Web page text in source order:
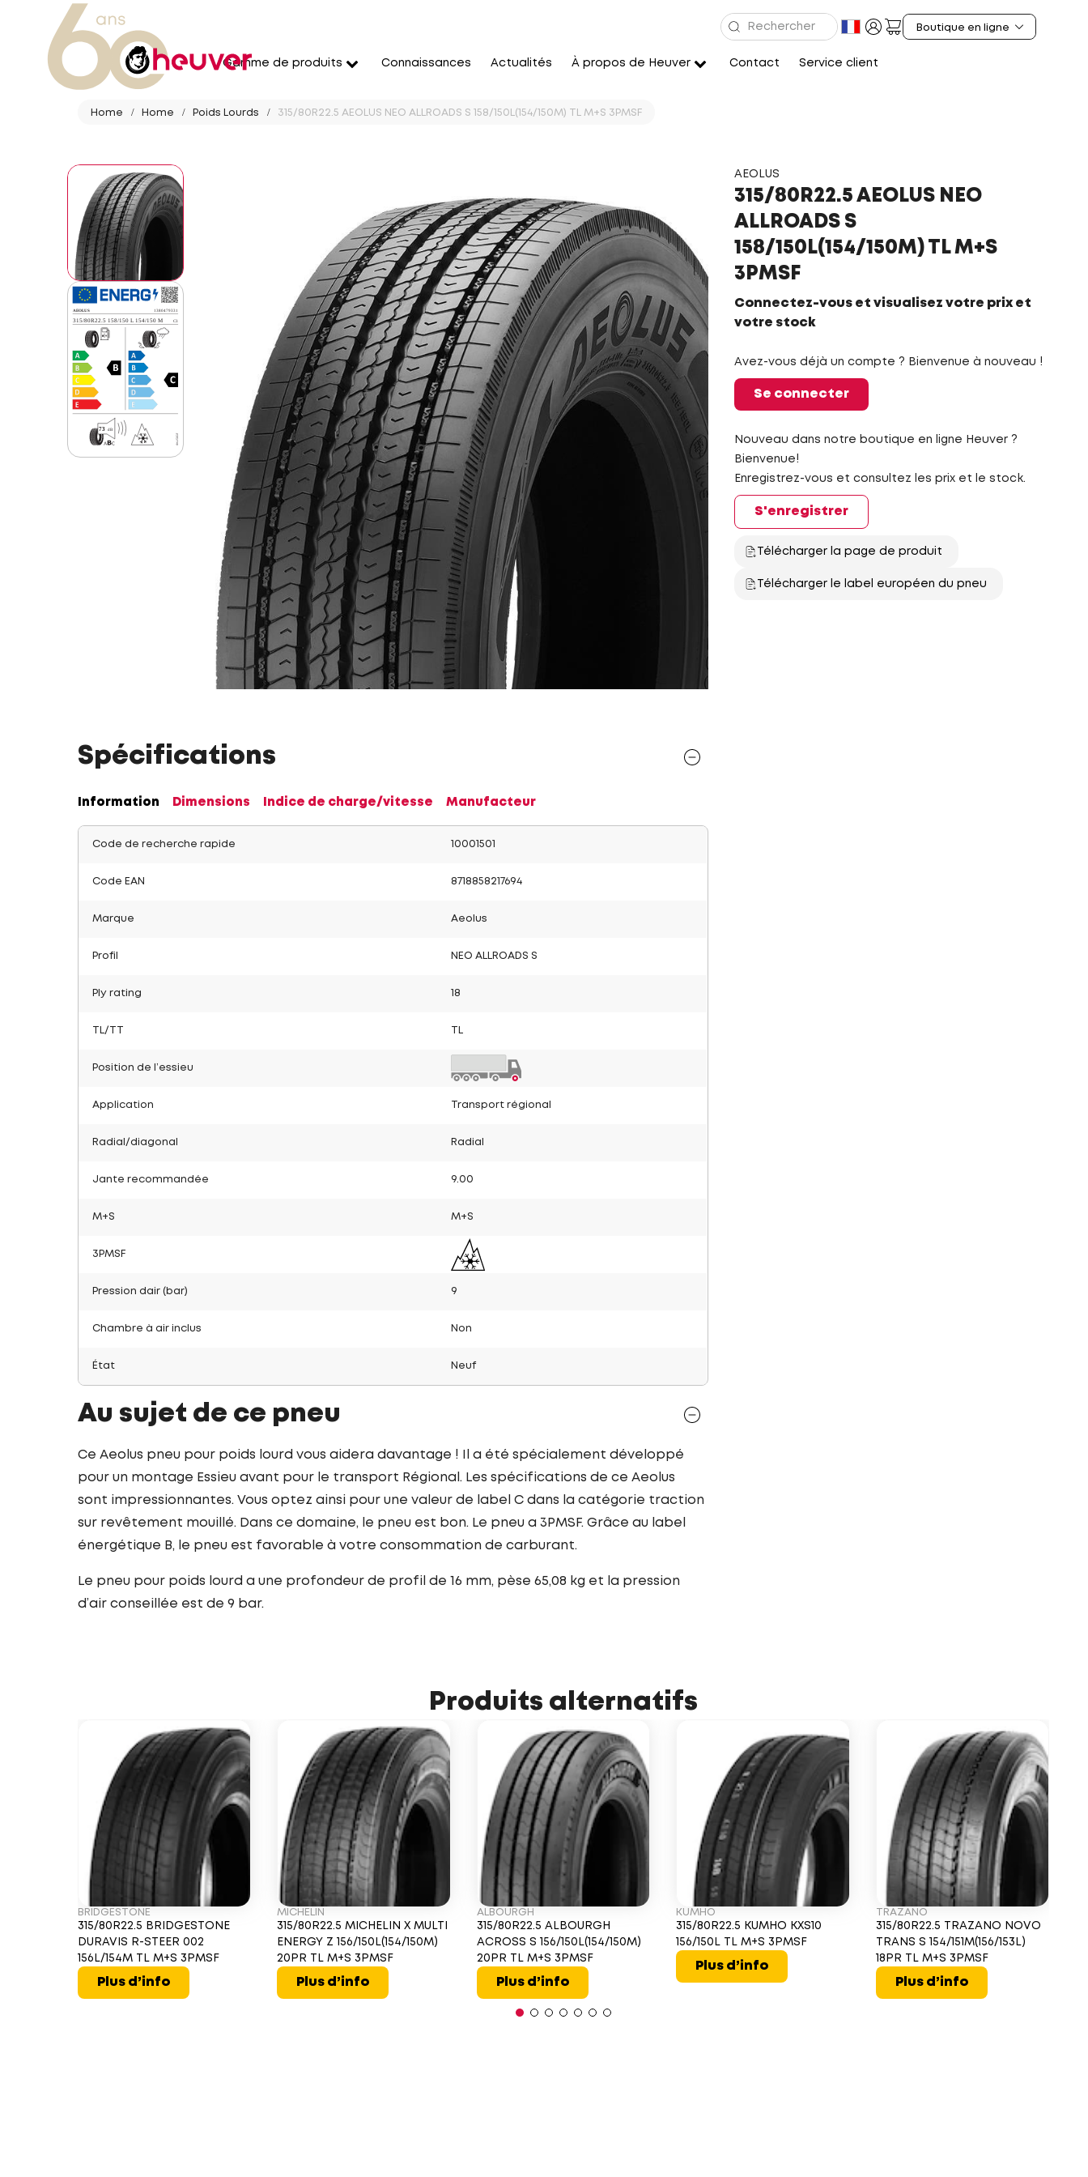
Gamme de produits Connaissances Actualités À propos de Heuver Contact Service client
Home Home Poids Lourds 315/80R22.5 AEOLUS NEO ALLROADS S 158/150L(154/150M) TL M+S 3PMSF
AEOLUS
315/80R22.5 AEOLUS NEO
ALLROADS S
158/150L(154/150M) TL M+S
3PMSF
Connectez-vous et visualisez votre prix et
votre stock
Avez-vous déjà un compte ? Bienvenue à nouveau !
Se connecter
Nouveau dans notre boutique en ligne Heuver ?
Bienvenue!
Enregistrez-vous et consultez les prix et le stock.
S'enregistrer
Télécharger la page de produit
Télécharger le label européen du pneu
Spécifications
Information Dimensions Indice de charge/vitesse Manufacteur
Code de recherche rapide 10001501
Code EAN 8718858217694
Marque Aeolus
Profil NEO ALLROADS S
Ply rating 18
TL/TT
Position de l’essieu
Application Transport régional
Radial/diagonal Radial
Jante recommandée 9.00
M+S M+S
3PMSF
Pression dair (bar) 9
Chambre à air inclus Non
État Neuf
Au sujet de ce pneu
Ce Aeolus pneu pour poids lourd vous aidera davantage ! Il a été spécialement développé
pour un montage Essieu avant pour le transport Régional. Les spécifications de ce Aeolus
sont impressionnantes. Vous optez ainsi pour une valeur de label C dans la catégorie traction
sur revêtement mouillé. Dans ce domaine, le pneu est bon. Le pneu a 3PMSF. Grâce au label
énergétique B, le pneu est favorable à votre consommation de carburant.
Le pneu pour poids lourd a une profondeur de profil de 16 mm, pèse 65,08 kg et la pression
d’air conseillée est de 9 bar.
Produits alternatifs
BRIDGESTONE
315/80R22.5 BRIDGESTONE
DURAVIS R-STEER 002
156L/154M TL M+S 3PMSF
Plus d’info
MICHELIN
315/80R22.5 MICHELIN X MULTI
ENERGY Z 156/150L(154/150M)
20PR TL M+S 3PMSF
Plus d’info
ALBOURGH
315/80R22.5 ALBOURGH
ACROSS S 156/150L(154/150M)
20PR TL M+S 3PMSF
Plus d’info
KUMHO
315/80R22.5 KUMHO KXS10
156/150L TL M+S 3PMSF
Plus d’info
TRAZANO
315/80R22.5 TRAZANO NOVO
TRANS S 154/151M(156/153L)
18PR TL M+S 3PMSF
Plus d’info